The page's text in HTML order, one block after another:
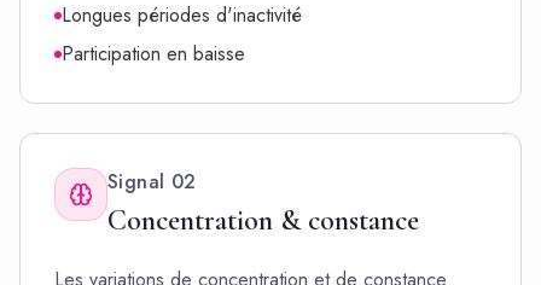
Longues périodes d'inactivité
Participation en baisse
Signal 02
Concentration & constance